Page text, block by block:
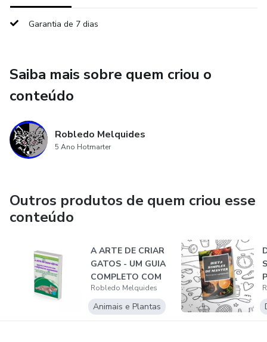
Garantia de 7 dias
Saiba mais sobre quem criou o
conteúdo
Robledo Melquides
5 Ano Hotmarter
Outros produtos de quem criou esse
conteúdo
A ARTE DE CRIAR
GATOS - UM GUIA
COMPLETO COM
FUNDAMENTOS
VET...
Robledo Melquides
Animais e Plantas